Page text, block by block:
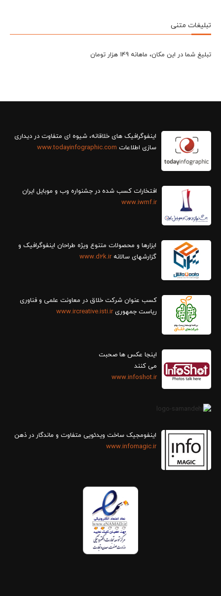
تبلیغات متنی
تبلیغ شما در این مکان، ماهانه 149 هزار تومان
سازی اطلاعات www.todayinfographic.com
افتخارات کسب شده در جشنواره وب و موبایل ایران
www.iwmf.ir
ابزارها و محصولات متنوع ویژه طراحان اینفوگرافیک و
گزارش‎های سالانه
www.d2k.ir
کسب عنوان شرکت خلاق در معاونت علمی و فناوری
ریاست جمهوریwww.ircreative.isti.ir
اینجا عکس ها صحبت
می کنند
www.infoshot.ir
اینفومجیک ساخت ویدئویی متفاوت و ماندگار در ذهن
www.infomagic.ir